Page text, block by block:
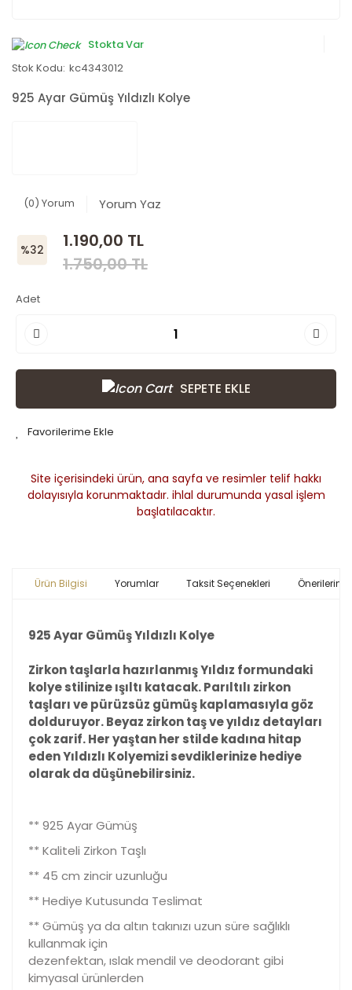
Stokta Var
Stok Kodu: kc4343012
925 Ayar Gümüş Yıldızlı Kolye
(0) Yorum Yorum Yaz
%32
1.190,00 TL
1.750,00 TL
Adet
SEPETE EKLE
Site içerisindeki ürün, ana sayfa ve resimler telif hakkı
dolayısıyla korunmaktadır. ihlal durumunda yasal işlem
başlatılacaktır.
Ürün Bilgisi Yorumlar Taksit Seçenekleri Önerileriniz
925 Ayar Gümüş Yıldızlı Kolye
Zirkon taşlarla hazırlanmış Yıldız formundaki
kolye stilinize ışıltı katacak. Parıltılı zirkon
taşları ve pürüzsüz gümüş kaplamasıyla göz
dolduruyor. Beyaz zirkon taş ve yıldız detayları
çok zarif. Her yaştan her stilde kadına hitap
eden Yıldızlı Kolyemizi sevdiklerinize hediye
olarak da düşünebilirsiniz.
** 925 Ayar Gümüş
** Kaliteli Zirkon Taşlı
** 45 cm zincir uzunluğu
** Hediye Kutusunda Teslimat
** Gümüş ya da altın takınızı uzun süre sağlıklı
kullanmak için
dezenfektan, ıslak mendil ve deodorant gibi
kimyasal ürünlerden